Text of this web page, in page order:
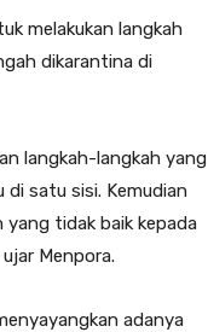
melakukan langkah
dikarantina di
langkah-langkah yang
satu sisi. Kemudian
yang tidak baik kepada
Menpora.
adanya